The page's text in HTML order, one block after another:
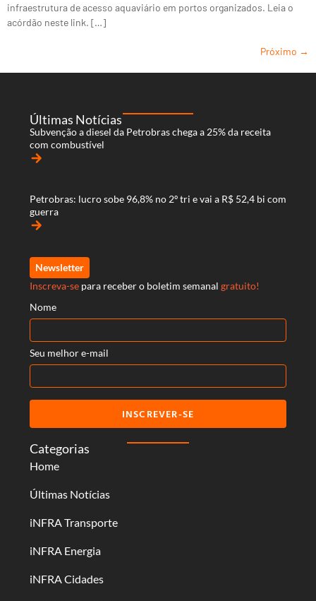
infraestrutura de acesso aquaviário em portos organizados. Leia o
acórdão neste link. […]
Próximo →
Categorias
Home
Últimas Notícias
iNFRA Transporte
iNFRA Energia
iNFRA Cidades
Últimas Notícias
Subvenção a diesel da Petrobras chega a 25% da receita
com combustível
arrow_forward
Petrobras: lucro sobe 96,8% no 2º tri e vai a R$ 52,4 bi com
guerra
arrow_forward
Newsletter
Inscreva-se para receber o boletim semanal gratuito!
Nome
Seu melhor e-mail
INSCREVER-SE